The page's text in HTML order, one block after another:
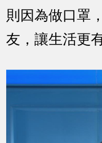
則因為做口罩
友，讓生活更